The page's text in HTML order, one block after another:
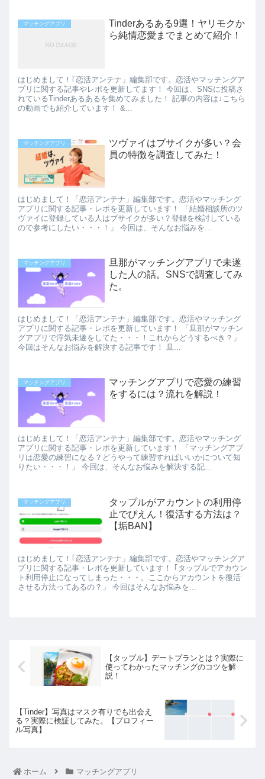
マッチングアプリ
Tinderあるある9選！ヤリモクか
ら純情恋愛までまとめて紹介！
はじめまして！｢恋活アンテナ」編集部です。恋活やマッチングア
プリに関する記事やレポを更新してます！ 今回は、SNSに投稿さ
れているTinderあるあるを集めてみました！ 記事の内容は↓こちら
の動画でも紹介しています！ &...
マッチングアプリ
ツヴァイはブサイクが多い？会
員の特徴を調査してみた！
はじめまして！「恋活アンテナ」編集部です。恋活やマッチング
アプリに関する記事・レポを更新しています！ 「結婚相談所のツ
ヴァイに登録している人はブサイクが多い？登録を検討している
ので参考にしたい・・・！」 今回は、そんなお悩みを...
マッチングアプリ
旦那がマッチングアプリで未遂
した人の話。SNSで調査してみ
た。
はじめまして！「恋活アンテナ」編集部です。恋活やマッチング
アプリに関する記事・レポを更新しています！ 「旦那がマッチン
グアプリで浮気未遂をしてた・・・！これからどうするべき？」
今回はそんなお悩みを解決する記事です！ 旦...
マッチングアプリ
マッチングアプリで恋愛の練習
をするには？流れを解説！
はじめまして！「恋活アンテナ」編集部です。恋活やマッチング
アプリに関する記事・レポを更新しています！ 「マッチングアプ
リは恋愛の練習になる？どうやって練習すればいいかについて知
りたい・・・！」 今回は、そんなお悩みを解決する記...
マッチングアプリ
タップルがアカウントの利用停
止でぴえん！復活する方法は？
【垢BAN】
はじめまして！｢恋活アンテナ」編集部です。恋活やマッチングア
プリに関する記事・レポを更新しています！ ｢タップルでアカウン
ト利用停止になってしまった・・・。ここからアカウントを復活
させる方法ってあるの？」 今回はそんなお悩みを...
【タップル】デートプランとは？実際に
使ってわかったマッチングのコツを解
説！
【Tinder】写真はマスク有りでも出会え
る？実際に検証してみた。【プロフィー
ル写真】
ホーム マッチングアプリ